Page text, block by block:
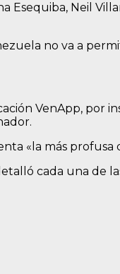
Neil
no va a
VenApp, por
«la más profusa
cada una de